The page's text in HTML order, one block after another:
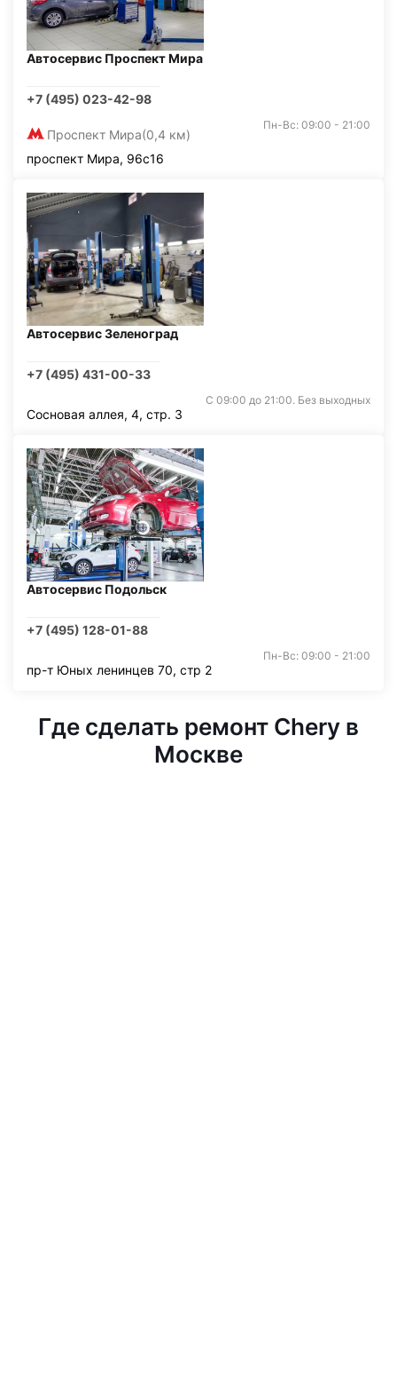
Автосервис Проспект Мира
+7 (495) 023-42-98
Проспект Мира(0,4 км)
Пн-Вс: 09:00 - 21:00
проспект Мира, 96с16
Автосервис Зеленоград
+7 (495) 431-00-33
С 09:00 до 21:00. Без выходных
Сосновая аллея, 4, стр. 3
Автосервис Подольск
+7 (495) 128-01-88
Пн-Вс: 09:00 - 21:00
пр-т Юных ленинцев 70, стр 2
Где сделать ремонт Chery в
Москве